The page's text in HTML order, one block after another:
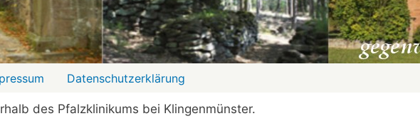
Datenschutzerklärung
des Pfalzklinikums bei Klingenmünster.